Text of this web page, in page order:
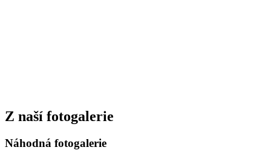
Z naší fotogalerie
Náhodná fotogalerie